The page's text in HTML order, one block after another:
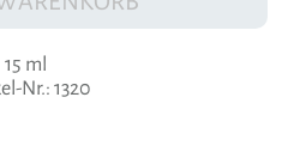
15 ml
Nr.: 1320